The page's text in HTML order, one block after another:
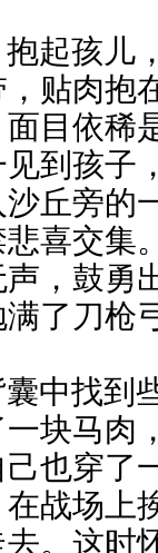
起孩儿
贴肉抱
目依稀
到孩子
丘旁的
喜交集
，鼓勇
了刀枪
中找到
块马肉
也穿了
战场上
。这时